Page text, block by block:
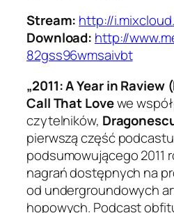
Stream: http://
Download: http://
82gss96wmsaivbt
„2011: A Year in Raview
Call That Lovewe
czytelników,
pierwszą część podcastu
podsumowującego 2011
nagrań dostępnych na
od undergroundowych
hopowych. Podcast